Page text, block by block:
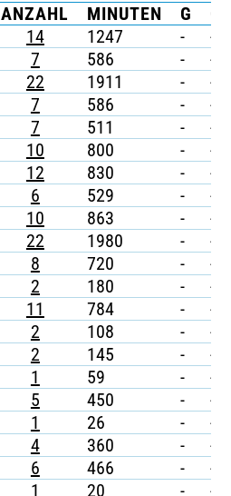
ANZAHL MINUTEN G
14 1247 -
-
7 586 -
-
22 1911 -
-
7 586 -
-
7 511 -
-
10 800 -
-
12 830 -
-
6 529 -
-
10 863 -
-
22 1980 -
-
8 720 -
-
2 180 -
-
11 784 -
-
2 108 -
-
2 145 -
-
1 59 -
-
5 450 -
-
1 26 -
-
4 360 -
-
6 466 -
-
1 20 -
-